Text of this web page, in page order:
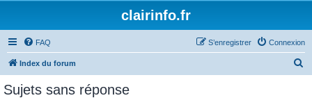
clairinfo.fr
FAQ Connexion
S’enregistrer
Index du forum
Sujets sans réponse